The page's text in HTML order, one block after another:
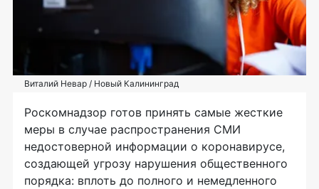
Виталий Невар / Новый Калининград
Роскомнадзор готов принять самые жесткие
меры в случае распространения СМИ
недостоверной информации о коронавирусе,
создающей угрозу нарушения общественного
порядка: вплоть до полного и немедленного